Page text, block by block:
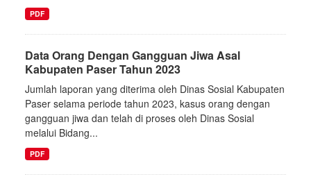
PDF
Data Orang Dengan Gangguan Jiwa Asal
Kabupaten Paser Tahun 2023
Jumlah laporan yang diterima oleh Dinas Sosial Kabupaten
Paser selama periode tahun 2023, kasus orang dengan
gangguan jiwa dan telah di proses oleh Dinas Sosial
melalui Bidang...
PDF